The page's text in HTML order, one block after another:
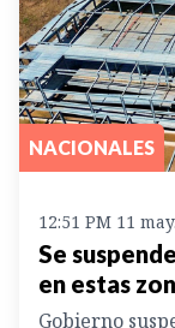
NACIONALES
12:51 PM 11
Se
en estas
Gobierno